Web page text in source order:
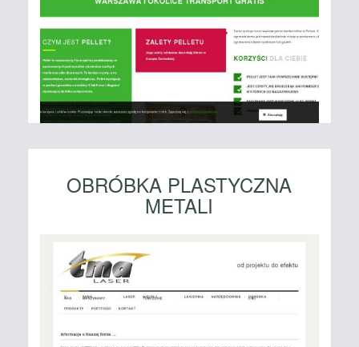
OBRÓBKA PLASTYCZNA
METALI